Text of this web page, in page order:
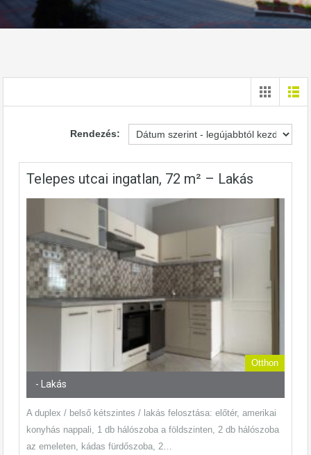
Rendezés:
Telepes utcai ingatlan, 72 m² – Lakás
Otthon
- Lakás
A duplex / belső kétszintes / lakás felosztása: előtér, amerikai
konyhás nappali, 1 db hálószoba a földszinten, 2 db hálószoba
az emeleten, kádas fürdőszoba, 2…